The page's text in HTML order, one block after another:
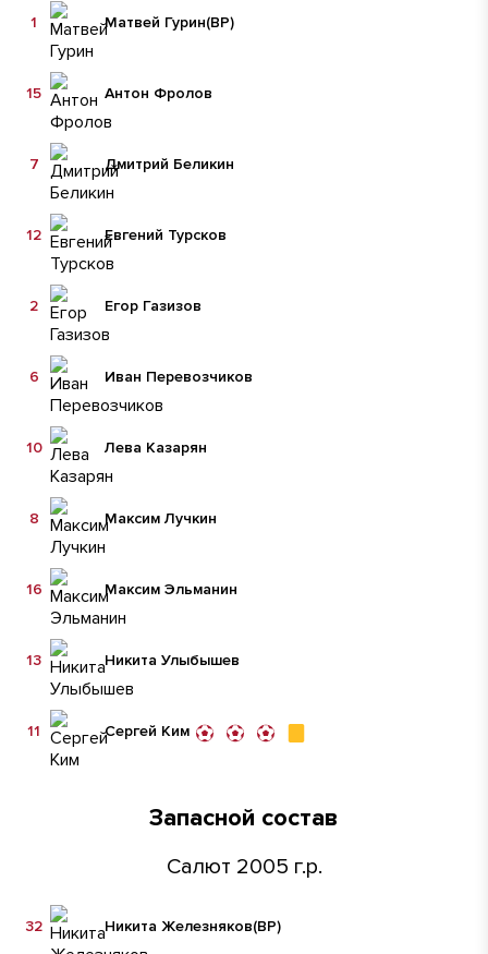
Матвей Гурин(ВР)
1
Антон Фролов
15
Дмитрий Беликин
7
Евгений Турсков
12
Егор Газизов
2
Иван Перевозчиков
6
Лева Казарян
10
Максим Лучкин
8
Максим Эльманин
16
Никита Улыбышев
13
Сергей Ким
11
Запасной состав
Салют 2005 г.р.
Никита Железняков(ВР)
32